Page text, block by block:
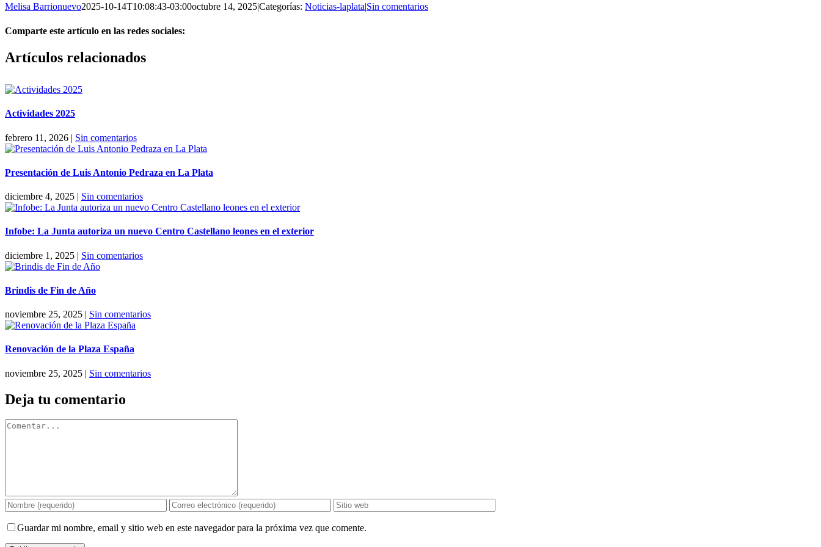
Melisa Barrionuevo2025-10-14T10:08:43-03:00octubre 14, 2025|Categorías: Noticias-laplata|Sin comentarios
Comparte este artículo en las redes sociales:
Facebook
X
Reddit
LinkedIn
Pinterest
Vk
Artículos relacionados
Actividades 2025
febrero 11, 2026 | Sin comentarios
Presentación de Luis Antonio Pedraza en La Plata
diciembre 4, 2025 | Sin comentarios
Infobe: La Junta autoriza un nuevo Centro Castellano leones en el exterior
diciembre 1, 2025 | Sin comentarios
Brindis de Fin de Año
noviembre 25, 2025 | Sin comentarios
Renovación de la Plaza España
noviembre 25, 2025 | Sin comentarios
Deja tu comentario
Comentar
Guardar mi nombre, email y sitio web en este navegador para la próxima vez que comente.